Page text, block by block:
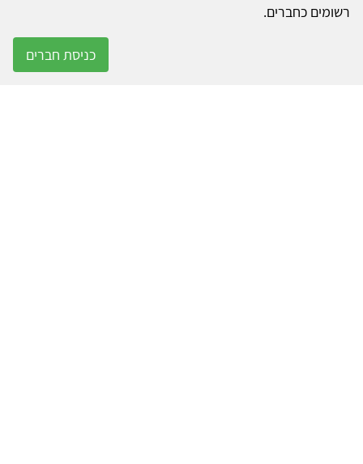
רשומים כחברים.
כניסת חברים